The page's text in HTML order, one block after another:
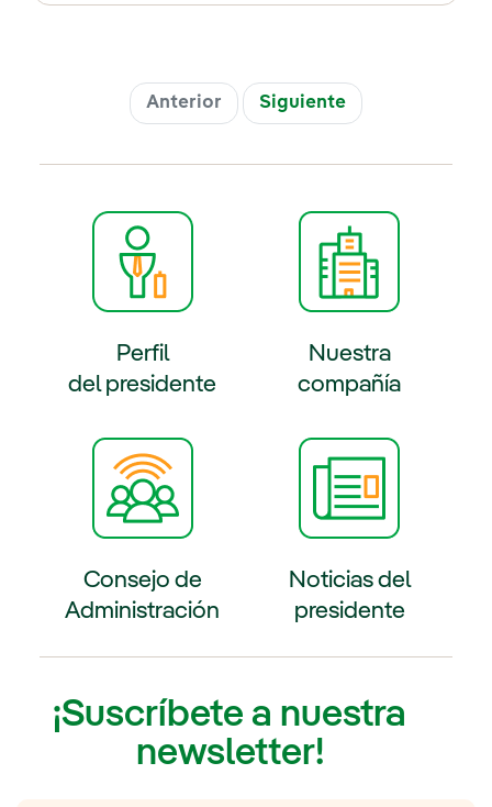
Anterior Siguiente
Perfil
del presidente
externo, se abre en ventana nueva.
Nuestra
compañía
Enlace externo, se abre en
Consejo de
Administración
Noticias del
presidente
¡Suscríbete a nuestra
newsletter!